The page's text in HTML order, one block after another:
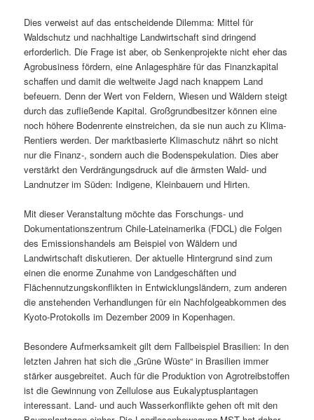
Dies verweist auf das entscheidende Dilemma: Mittel für
Waldschutz und nachhaltige Landwirtschaft sind dringend
erforderlich. Die Frage ist aber, ob Senkenprojekte nicht eher das
Agrobusiness fördern, eine Anlagesphäre für das Finanzkapital
schaffen und damit die weltweite Jagd nach knappem Land
befeuern. Denn der Wert von Feldern, Wiesen und Wäldern steigt
durch das zufließende Kapital. Großgrundbesitzer können eine
noch höhere Bodenrente einstreichen, da sie nun auch zu Klima-
Rentiers werden. Der marktbasierte Klimaschutz nährt so nicht
nur die Finanz-, sondern auch die Bodenspekulation. Dies aber
verstärkt den Verdrängungsdruck auf die ärmsten Wald- und
Landnutzer im Süden: Indigene, Kleinbauern und Hirten.
Mit dieser Veranstaltung möchte das Forschungs- und
Dokumentationszentrum Chile-Lateinamerika (FDCL) die Folgen
des Emissionshandels am Beispiel von Wäldern und
Landwirtschaft diskutieren. Der aktuelle Hintergrund sind zum
einen die enorme Zunahme von Landgeschäften und
Flächennutzungskonflikten in Entwicklungsländern, zum anderen
die anstehenden Verhandlungen für ein Nachfolgeabkommen des
Kyoto-Protokolls im Dezember 2009 in Kopenhagen.
Besondere Aufmerksamkeit gilt dem Fallbeispiel Brasilien: In den
letzten Jahren hat sich die „Grüne Wüste“ in Brasilien immer
stärker ausgebreitet. Auch für die Produktion von Agrotreibstoffen
ist die Gewinnung von Zellulose aus Eukalyptusplantagen
interessant. Land- und auch Wasserkonflikte gehen oft mit den